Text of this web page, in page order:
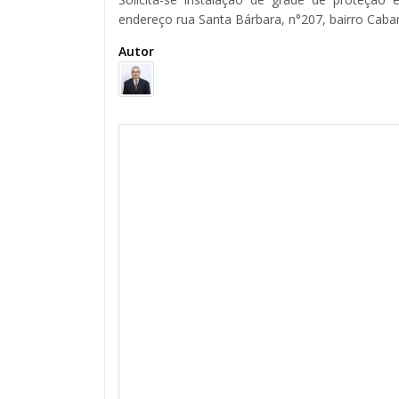
endereço rua Santa Bárbara, n°207, bairro
Autor